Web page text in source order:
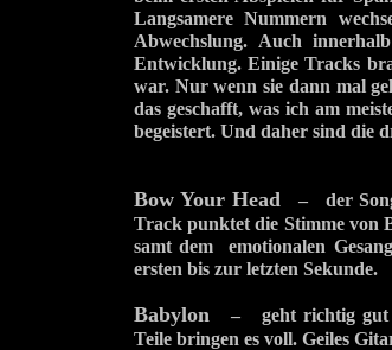
Langsamere Nummern
Abwechslung. Auch
Entwicklung. Einige Tracks
war. Nur wenn sie dann mal
das geschafft, was ich am
begeistert. Und daher sind die
Bow Your Head – der Song
Track punktet die Stimme von
samt dem emotionalen
ersten bis zur letzten Sekunde.
Babylon – geht richtig gut
Teile bringen es voll. Geiles